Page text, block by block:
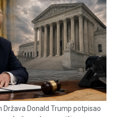
Donald Trump potpisao